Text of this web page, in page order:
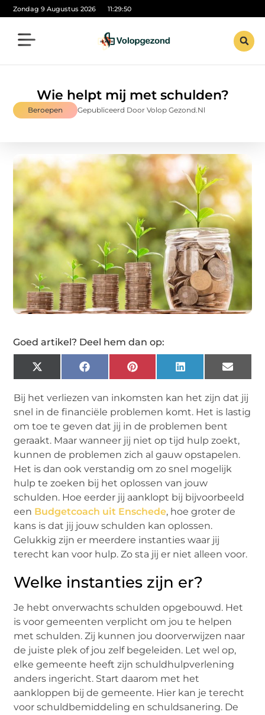
Zondag 9 Augustus 2026 11:29:50
Wie helpt mij met schulden?
Beroepen Gepubliceerd Door Volop Gezond.nl
Goed artikel? Deel hem dan op:
X
(Twitter)
FacebookPinterestLinkedInEmail
Bij het verliezen van inkomsten kan het zijn dat jij
snel in de financiële problemen komt. Het is lastig
om toe te geven dat jij in de problemen bent
geraakt. Maar wanneer jij niet op tijd hulp zoekt,
kunnen de problemen zich al gauw opstapelen.
Het is dan ook verstandig om zo snel mogelijk
hulp te zoeken bij het oplossen van jouw
schulden. Hoe eerder jij aanklopt bij bijvoorbeeld
een Budgetcoach uit Enschede, hoe groter de
kans is dat jij jouw schulden kan oplossen.
Gelukkig zijn er meerdere instanties waar jij
terecht kan voor hulp. Zo sta jij er niet alleen voor.
Welke instanties zijn er?
Je hebt onverwachts schulden opgebouwd. Het
is voor gemeenten verplicht om jou te helpen
met schulden. Zij kunnen jou doorverwijzen naar
de juiste plek of jou zelf begeleiden. Let wel op,
elke gemeente heeft zijn schuldhulpverlening
anders ingericht. Start daarom met het
aankloppen bij de gemeente. Hier kan je terecht
voor schuldbemiddeling en schuldsanering. De